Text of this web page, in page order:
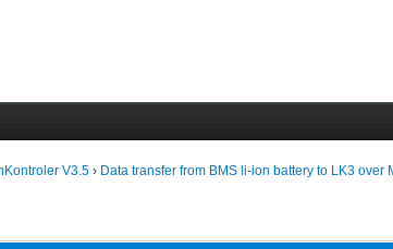
V3.5 › Data transfer from BMS li-ion battery to LK3 over